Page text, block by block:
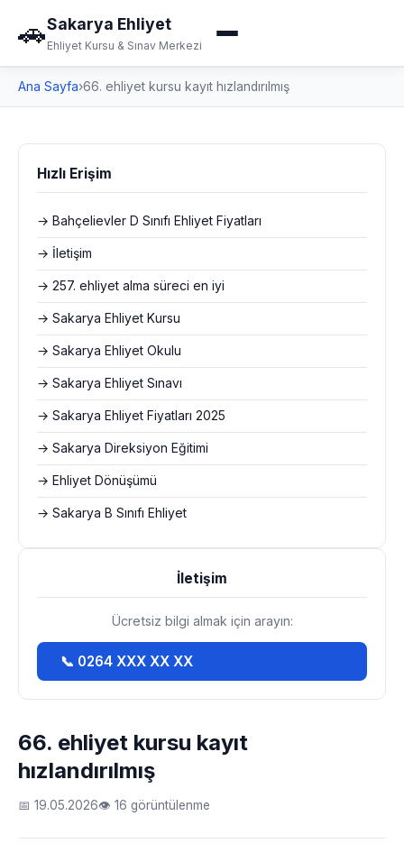
🚗Sakarya Ehliyet
Ehliyet Kursu & Sınav Merkezi
Ana Sayfa›66. ehliyet kursu kayıt hızlandırılmış
66. ehliyet kursu kayıt
hızlandırılmış
📅 19.05.2026👁 16 görüntülenme
Hızlı Erişim
→ Bahçelievler D Sınıfı Ehliyet Fiyatları
→ İletişim
→ 257. ehliyet alma süreci en iyi
→ Sakarya Ehliyet Kursu
→ Sakarya Ehliyet Okulu
→ Sakarya Ehliyet Sınavı
→ Sakarya Ehliyet Fiyatları 2025
→ Sakarya Direksiyon Eğitimi
→ Ehliyet Dönüşümü
→ Sakarya B Sınıfı Ehliyet
İletişim
Ücretsiz bilgi almak için arayın:
📞 0264 XXX XX XX